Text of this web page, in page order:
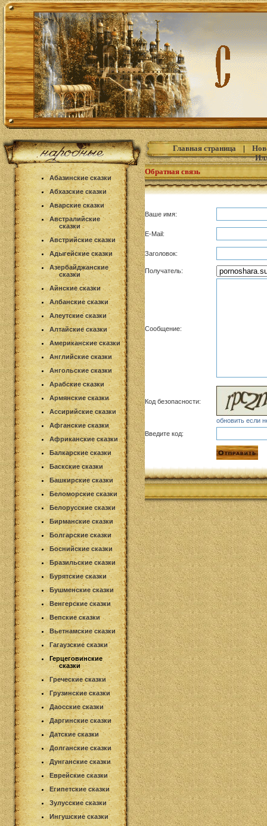
Абазинские сказки
Абхазские сказки
Аварские сказки
Австралийские
сказки
Австрийские сказки
Адыгейские сказки
Азербайджанские
сказки
Айнские сказки
Албанские сказки
Алеутские сказки
Алтайские сказки
Американские сказки
Английские сказки
Ангольские сказки
Арабские сказки
Армянские сказки
Ассирийские сказки
Афганские сказки
Африканские сказки
Балкарские сказки
Баскские сказки
Башкирские сказки
Беломорские сказки
Белорусские сказки
Бирманские сказки
Болгарские сказки
Боснийские сказки
Бразильские сказки
Бурятские сказки
Бушменские сказки
Венгерские сказки
Вепские сказки
Вьетнамские сказки
Гагаузские сказки
Герцеговинские
сказки
Греческие сказки
Грузинские сказки
Даосские сказки
Даргинские сказки
Датские сказки
Долганские сказки
Дунганские сказки
Еврейские сказки
Египетские сказки
Зулусские сказки
Ингушские сказки
Главная страница|
Обратная связь
Ваше имя:
E-Mail:
Заголовок:
Получатель:
Сообщение:
Код безопасности:
обновить если
Введите код: